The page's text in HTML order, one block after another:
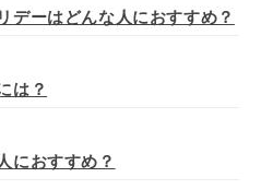
デーはどんな人におすすめ？
は？
におすすめ？